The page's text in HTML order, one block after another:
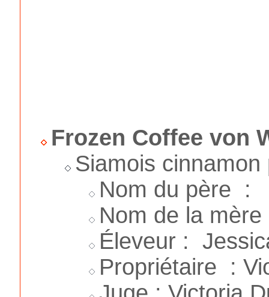
Frozen Coffee von
Siamois
Nom du père :
Nom de la mère
Éleveur :
Propriétaire :